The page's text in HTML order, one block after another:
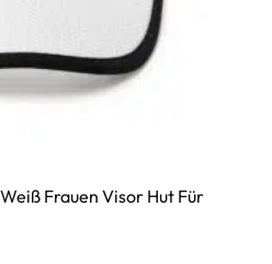
Frauen Visor Hut Für